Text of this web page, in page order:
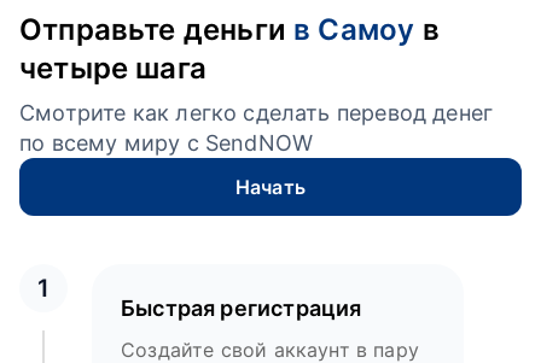
Отправьте деньги в Самоу в
четыре шага
Смотрите как легко сделать перевод денег
по всему миру с SendNOW
Начать
1
Быстрая регистрация
Создайте свой аккаунт в пару